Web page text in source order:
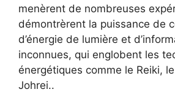
menèrent de nombreuses
démontrèrent la puissance de
d’énergie de lumière et
inconnues, qui englobent les
énergétiques comme le Reiki,
Johrei..